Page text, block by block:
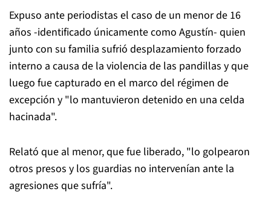
Expuso ante periodistas el caso de un menor de 16
años -identificado únicamente como Agustín- quien
junto con su familia sufrió desplazamiento forzado
interno a causa de la violencia de las pandillas y que
luego fue capturado en el marco del régimen de
excepción y "lo mantuvieron detenido en una celda
hacinada".
Relató que al menor, que fue liberado, "lo golpearon
otros presos y los guardias no intervenían ante la
agresiones que sufría".